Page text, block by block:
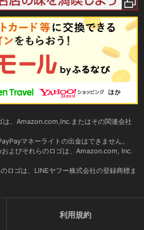
、Amazon.com,Inc.またはその関連会社
マネーライトの出金はできません。
よびそれらのロゴは、Amazon.com, Inc.
ロゴは、LINEヤフー株式会社の登録商標ま
利用規約